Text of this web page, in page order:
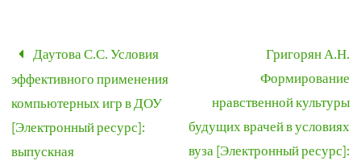
Даутова С.С. Условия
эффективного применения
компьютерных игр в ДОУ
[Электронный ресурс]:
выпускная
Григорян А.Н.
Формирование
нравственной культуры
будущих врачей в условиях
вуза [Электронный ресурс]: